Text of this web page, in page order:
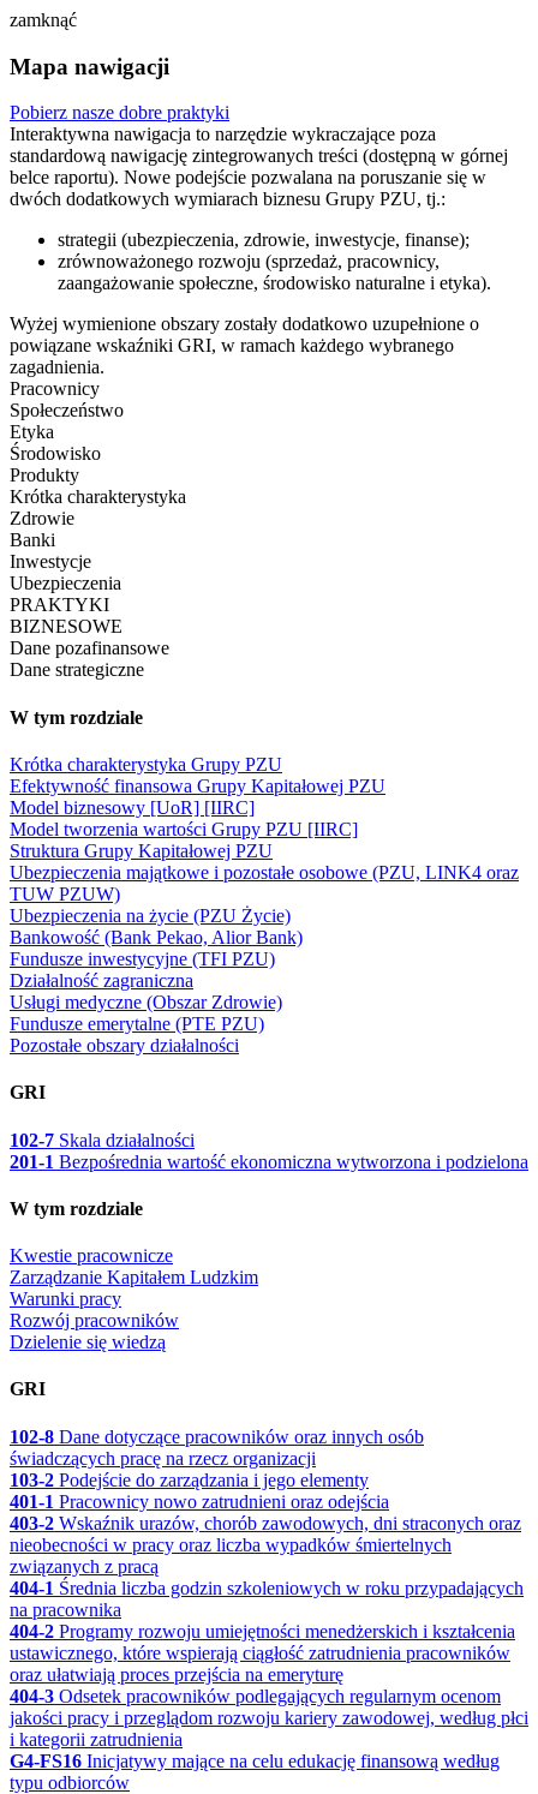
zamknąć
Mapa nawigacji
Pobierz nasze dobre praktyki
Interaktywna nawigacja to narzędzie wykraczające poza
standardową nawigację zintegrowanych treści (dostępną w górnej
belce raportu). Nowe podejście pozwalana na poruszanie się w
dwóch dodatkowych wymiarach biznesu Grupy PZU, tj.:
strategii (ubezpieczenia, zdrowie, inwestycje, finanse);
zrównoważonego rozwoju (sprzedaż, pracownicy,
zaangażowanie społeczne, środowisko naturalne i etyka).
Wyżej wymienione obszary zostały dodatkowo uzupełnione o
powiązane wskaźniki GRI, w ramach każdego wybranego
zagadnienia.
Pracownicy
Społeczeństwo
Etyka
Środowisko
Produkty
Krótka charakterystyka
Zdrowie
Banki
Inwestycje
Ubezpieczenia
PRAKTYKI
BIZNESOWE
Dane pozafinansowe
Dane strategiczne
W tym rozdziale
Krótka charakterystyka Grupy PZU
Efektywność finansowa Grupy Kapitałowej PZU
Model biznesowy [UoR] [IIRC]
Model tworzenia wartości Grupy PZU [IIRC]
Struktura Grupy Kapitałowej PZU
Ubezpieczenia majątkowe i pozostałe osobowe (PZU, LINK4 oraz
TUW PZUW)
Ubezpieczenia na życie (PZU Życie)
Bankowość (Bank Pekao, Alior Bank)
Fundusze inwestycyjne (TFI PZU)
Działalność zagraniczna
Usługi medyczne (Obszar Zdrowie)
Fundusze emerytalne (PTE PZU)
Pozostałe obszary działalności
GRI
102-7 Skala działalności
201-1 Bezpośrednia wartość ekonomiczna wytworzona i podzielona
W tym rozdziale
Kwestie pracownicze
Zarządzanie Kapitałem Ludzkim
Warunki pracy
Rozwój pracowników
Dzielenie się wiedzą
GRI
102-8 Dane dotyczące pracowników oraz innych osób
świadczących pracę na rzecz organizacji
103-2 Podejście do zarządzania i jego elementy
401-1 Pracownicy nowo zatrudnieni oraz odejścia
403-2 Wskaźnik urazów, chorób zawodowych, dni straconych oraz
nieobecności w pracy oraz liczba wypadków śmiertelnych
związanych z pracą
404-1 Średnia liczba godzin szkoleniowych w roku przypadających
na pracownika
404-2 Programy rozwoju umiejętności menedżerskich i kształcenia
ustawicznego, które wspierają ciągłość zatrudnienia pracowników
oraz ułatwiają proces przejścia na emeryturę
404-3 Odsetek pracowników podlegających regularnym ocenom
jakości pracy i przeglądom rozwoju kariery zawodowej, według płci
i kategorii zatrudnienia
G4-FS16 Inicjatywy mające na celu edukację finansową według
typu odbiorców